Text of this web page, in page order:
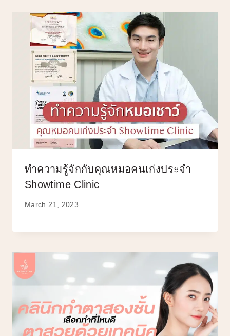
ทำความรู้จักกับคุณหมอคนเก่งประจำ
Showtime Clinic
March 21, 2023